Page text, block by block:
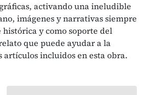
activando una ineludible
imágenes y narrativas siempre
y como soporte del
que puede ayudar a la
incluidos en esta obra.